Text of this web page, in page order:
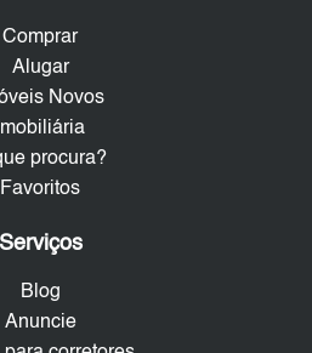
Comprar
Alugar
Novos
Imobiliária
procura?
Favoritos
Serviços
Blog
Anuncie